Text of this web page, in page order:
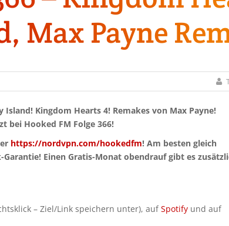
Max Payne
Kingdom Hearts 4! Remakes von Max Payne!
bei Hooked FM Folge 366!
https://nordvpn.com/hookedfm! Am besten gleich
Einen Gratis-Monat obendrauf gibt es
– Ziel/Link speichern unter), aufSpotify und auf